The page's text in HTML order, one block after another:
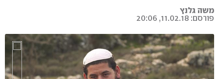
משה גלנץ
פורסם: 11.02.18, 20:06